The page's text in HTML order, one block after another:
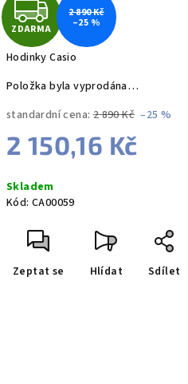
Hodinky Casio
Položka byla vyprodána…
standardní cena: 2 890 Kč –25 %
2 150,16 Kč
cena:
Skladem
Kód: CA00059
Zeptat se Hlídat Sdílet
Z
D
A
R
M
A
ZDARMA
2 890 Kč
–25 %